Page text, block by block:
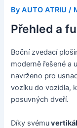
ByAUTO ATRIU /
Přehled a
Boční zvedací
moderně řešené a
navrženo pro
vozíku do vozidla,
posuvných dveří.
Díky svému